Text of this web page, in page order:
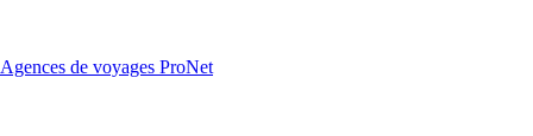
Agences de voyages ProNet